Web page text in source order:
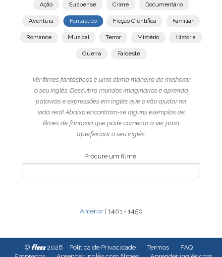
Ação Suspense Crime Documentário
Aventura Fantástico Ficção Científica Familiar
Romance Musical Terror Mistério História
Guerra Faroeste
Ver filmes fantásticos é uma ótima maneira de melhorar
o seu inglês. Descubra mundos imaginários e aprenda
palavras e expressões em inglês que o vão ajudar na
vida real! Abaixo encontram-se alguns exemplos de
filmes de fantasia que pode começar a ver para
aperfeiçoar o seu inglês.
Procure um filme:
Anterior| 1401 - 1450
© fleex2026 Política de Privacidade Termos
FAQ